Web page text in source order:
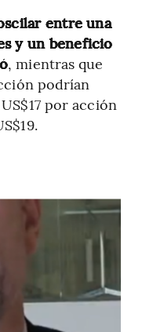
entre una
y un beneficio
, mientras que
podrían
por acción